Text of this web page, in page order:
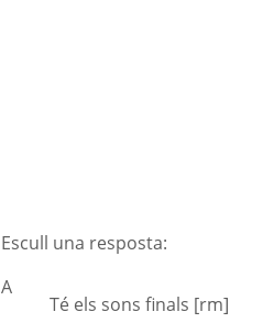
Escull una resposta:
A
Té els sons finals [rm]